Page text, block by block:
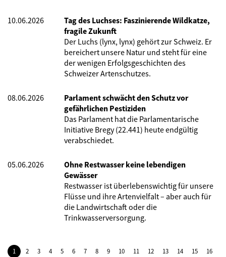
10.06.2026
Tag des Luchses: Faszinierende Wildkatze,
fragile Zukunft
Der Luchs (lynx, lynx) gehört zur Schweiz. Er
bereichert unsere Natur und steht für eine
der wenigen Erfolgsgeschichten des
Schweizer Artenschutzes.
08.06.2026
Parlament schwächt den Schutz vor
gefährlichen Pestiziden
Das Parlament hat die Parlamentarische
Initiative Bregy (22.441) heute endgültig
verabschiedet.
05.06.2026
Ohne Restwasser keine lebendigen
Gewässer
Restwasser ist überlebenswichtig für unsere
Flüsse und ihre Artenvielfalt – aber auch für
die Landwirtschaft oder die
Trinkwasserversorgung.
1 2 3 4 5 6 7 8 9 10 11 12 13 14 15
16